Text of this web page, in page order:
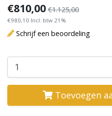
€810,00 €1.125,00
€980,10 Incl. btw 21%
Schrijf een beoordeling
Toevoegen